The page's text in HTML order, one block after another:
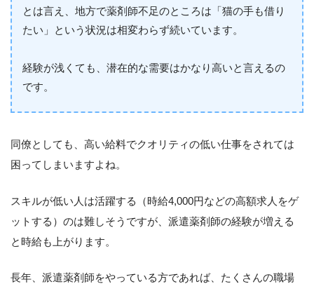
とは言え、地方で薬剤師不足のところは「猫の手も借り
たい」という状況は相変わらず続いています。
経験が浅くても、潜在的な需要はかなり高いと言えるの
です。
同僚としても、高い給料でクオリティの低い仕事をされては
困ってしまいますよね。
スキルが低い人は活躍する（時給4,000円などの高額求人をゲ
ットする）のは難しそうですが、派遣薬剤師の経験が増える
と時給も上がります。
長年、派遣薬剤師をやっている方であれば、たくさんの職場